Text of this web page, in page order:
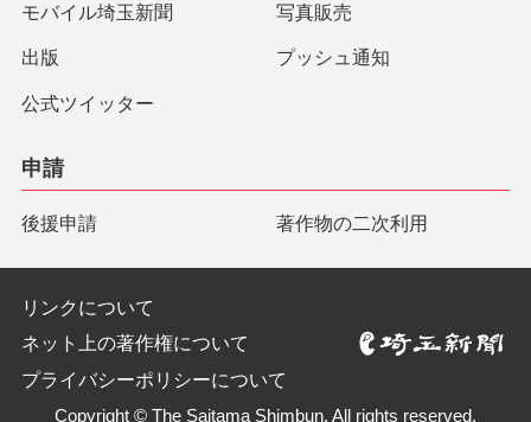
モバイル埼玉新聞 写真販売
出版 プッシュ通知
公式ツイッター
申請
後援申請 著作物の二次利用
リンクについて
ネット上の著作権について
プライバシーポリシーについて
Copyright © The Saitama Shimbun. All rights reserved.